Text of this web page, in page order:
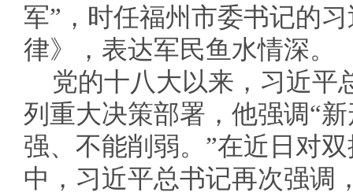
军”，时任福州市委书记的
律》，表达军民鱼水情深。
党的十八大以来，习近平
列重大决策部署，他强调“
强、不能削弱。”在近日对
中，习近平总书记再次强调